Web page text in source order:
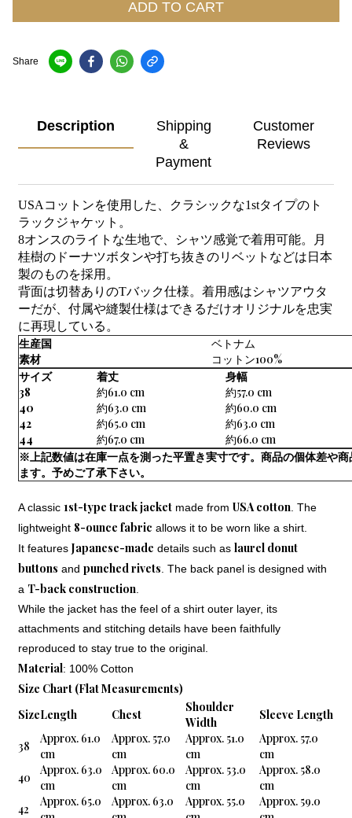
ADD TO CART
Share
Description
Shipping
&
Payment
Customer
Reviews
USAコットンを使用した、クラシックな1stタイプのト
ラックジャケット。
8オンスのライトな生地で、シャツ感覚で着用可能。月
桂樹のドーナツボタンや打ち抜きのリベットなどは日本
製のものを採用。
背面は切替ありのTバック仕様。着用感はシャツアウタ
ーだが、付属や縫製仕様はできるだけオリジナルを忠実
に再現している。
生産国
ベトナム
素材
コットン100%
サイズ
着丈
身幅
38
約61.0 cm
約57.0 cm
40
約63.0 cm
約60.0 cm
42
約65.0 cm
約63.0 cm
44
約67.0 cm
約66.0 cm
※上記数値は在庫一点を測った平置き実寸です。商品の個体差や
ます。予めご了承下さい。
A classic 1st-type track jacket made from USA cotton . The
lightweight 8-ounce fabric allows it to be worn like a shirt.
It features Japanese-made details such as laurel donut
buttons and punched rivets . The back panel is designed with
a T-back construction
While the jacket has the feel of a shirt outer layer, its
attachments and stitching details have been faithfully
reproduced to stay true to the original.
Material: 100% Cotton
Size Chart (Flat Measurements)
SizeLength Chest
Shoulder
Width
Sleeve Length
38
Approx. 61.0
cm
Approx. 57.0
cm
Approx. 51.0
cm
Approx. 57.0
cm
40
Approx. 63.0
cm
Approx. 60.0
cm
Approx. 53.0
cm
Approx. 58.0
cm
42
Approx. 65.0
Approx. 63.0
Approx. 55.0
Approx. 59.0